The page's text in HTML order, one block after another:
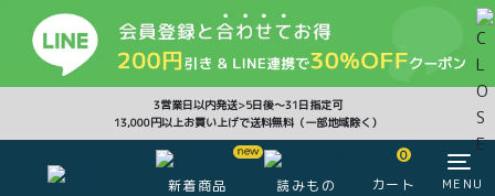
3営業日以内発送>5日後〜31日指定可
13,000円以上お買い上げで送料無料（一部地域除く）
新着商品 読みもの
0
カート MENU
CLOSE
0